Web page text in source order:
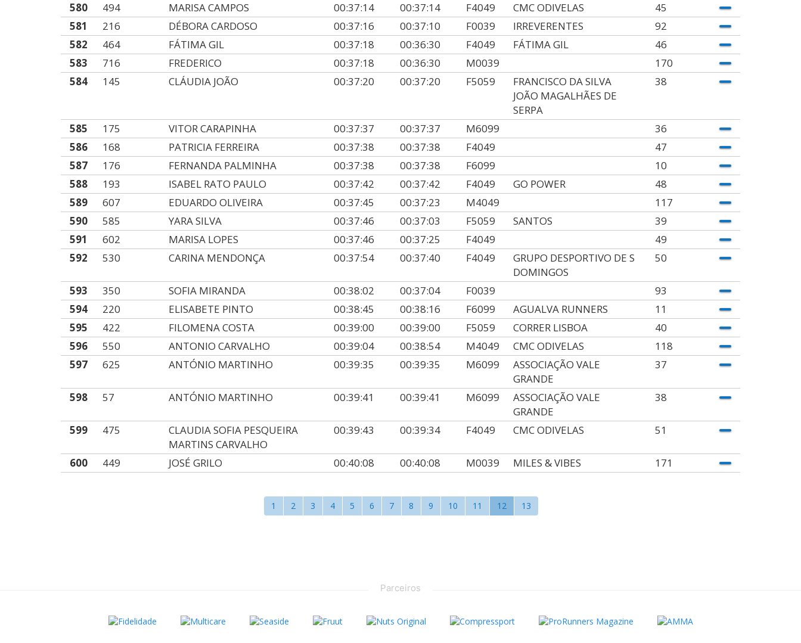
580
494 MARISA CAMPOS 00:37:14 00:37:14 F4049 CMC ODIVELAS
45
581
216 DÉBORA CARDOSO 00:37:16 00:37:10 F0039 IRREVERENTES
92
582
464 FÁTIMA GIL 00:37:18 00:36:30 F4049 FÁTIMA GIL
46
583
716 FREDERICO 00:37:18 00:36:30 M0039
170
584
145 CLÁUDIA JOÃO 00:37:20 00:37:20 F5059
FRANCISCO DA SILVA
JOÃO MAGALHÃES DE
SERPA
38
585 175 VITOR CARAPINHA 00:37:37 00:37:37 M6099
36
586
168 PATRICIA FERREIRA 00:37:38 00:37:38 F4049
47
587
176 FERNANDA PALMINHA 00:37:38 00:37:38 F6099
10
588
193 ISABEL RATO PAULO 00:37:42 00:37:42 F4049 GO POWER
48
589
607 EDUARDO OLIVEIRA 00:37:45 00:37:23 M4049
117
590
585 YARA SILVA 00:37:46 00:37:03 F5059 SANTOS
39
591
602 MARISA LOPES 00:37:46 00:37:25 F4049
49
592
530 CARINA MENDONÇA 00:37:54 00:37:40 F4049
GRUPO DESPORTIVO DE S
DOMINGOS
50
593 350 SOFIA MIRANDA 00:38:02 00:37:04 F0039
93
594
220 ELISABETE PINTO 00:38:45 00:38:16 F6099 AGUALVA RUNNERS
11
595
422 FILOMENA COSTA 00:39:00 00:39:00 F5059 CORRER LISBOA
40
596
550 ANTONIO CARVALHO 00:39:04 00:38:54 M4049 CMC ODIVELAS
118
597
625 ANTÓNIO MARTINHO 00:39:35 00:39:35 M6099
ASSOCIAÇÃO VALE
GRANDE
37
598 57 ANTÓNIO MARTINHO 00:39:41 00:39:41 M6099
ASSOCIAÇÃO VALE
GRANDE
38
599 475
CLAUDIA SOFIA PESQUEIRA
MARTINS CARVALHO
00:39:43 00:39:34 F4049 CMC ODIVELAS 51
600 449 JOSÉ GRILO 00:40:08 00:40:08 M0039 MILES & VIBES 171
1 2 3 4 5 6 7 8 9 10 11 12 13
Parceiros